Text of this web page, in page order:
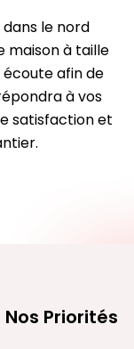
le nord
maison à taille
écoute afin de
à vos
satisfaction et
Priorités